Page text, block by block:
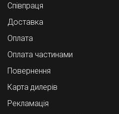
Співпраця
Доставка
Оплата
Оплата частинами
Повернення
Карта дилерів
Рекламація